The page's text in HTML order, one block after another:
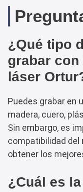
¿Qué tipo
grabar
láser
Puedes grabar en
madera, cuero,
Sin embargo, es
compatibilidad del
obtener los
¿Cuál es